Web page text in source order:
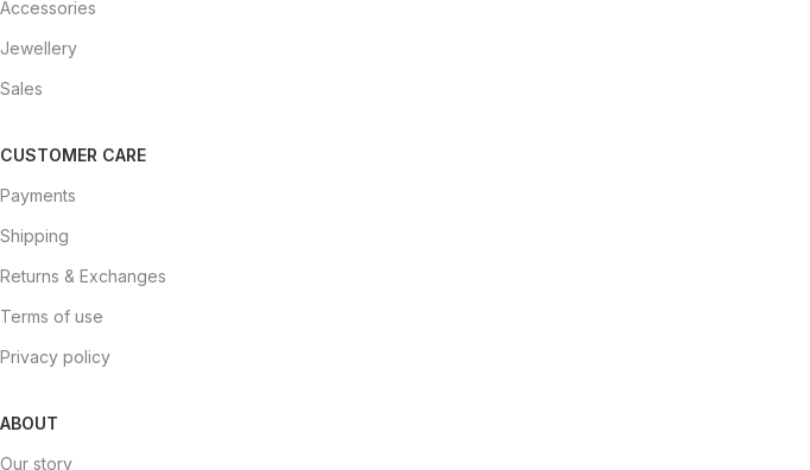
Accessories
Jewellery
Sales
CUSTOMER CARE
Payments
Shipping
Returns & Exchanges
Terms of use
Privacy policy
ABOUT
Our story